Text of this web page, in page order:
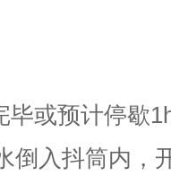
毕或预计停歇
倒入抖筒内，